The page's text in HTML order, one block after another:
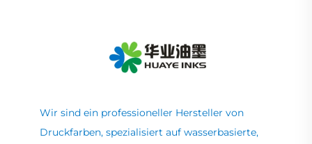
Wir sind ein professioneller Hersteller von
Druckfarben, spezialisiert auf wasserbasierte,